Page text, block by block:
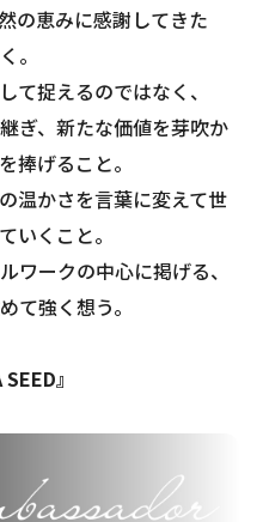
の恵みに感謝してきた
。
て捉えるのではなく、
ぎ、新たな価値を芽吹か
捧げること。
温かさを言葉に変えて世
いくこと。
ワークの中心に掲げる、
て強く想う。
』